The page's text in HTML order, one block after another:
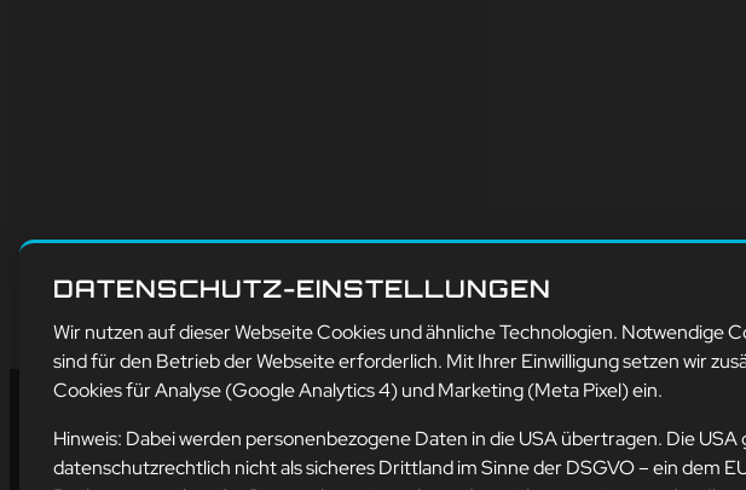
Adresse
DATENSCHUTZ-EINSTELLUNGEN
Wir nutzen auf dieser Webseite Cookies und ähnliche Technologien. Notwendige
sind für den Betrieb der Webseite erforderlich. Mit Ihrer Einwilligung setzen wir
Cookies für Analyse (Google Analytics 4) und Marketing (Meta Pixel) ein.
Hinweis: Dabei werden personenbezogene Daten in die USA übertragen. Die USA
datenschutzrechtlich nicht als sicheres Drittland im Sinne der DSGVO – ein dem